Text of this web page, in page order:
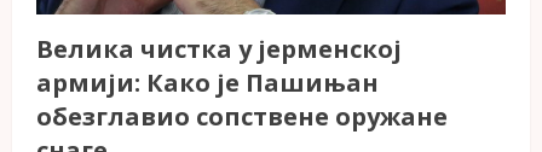
Велика чистка у јерменској
армији: Како је Пашињан
обезглавио сопствене оружане